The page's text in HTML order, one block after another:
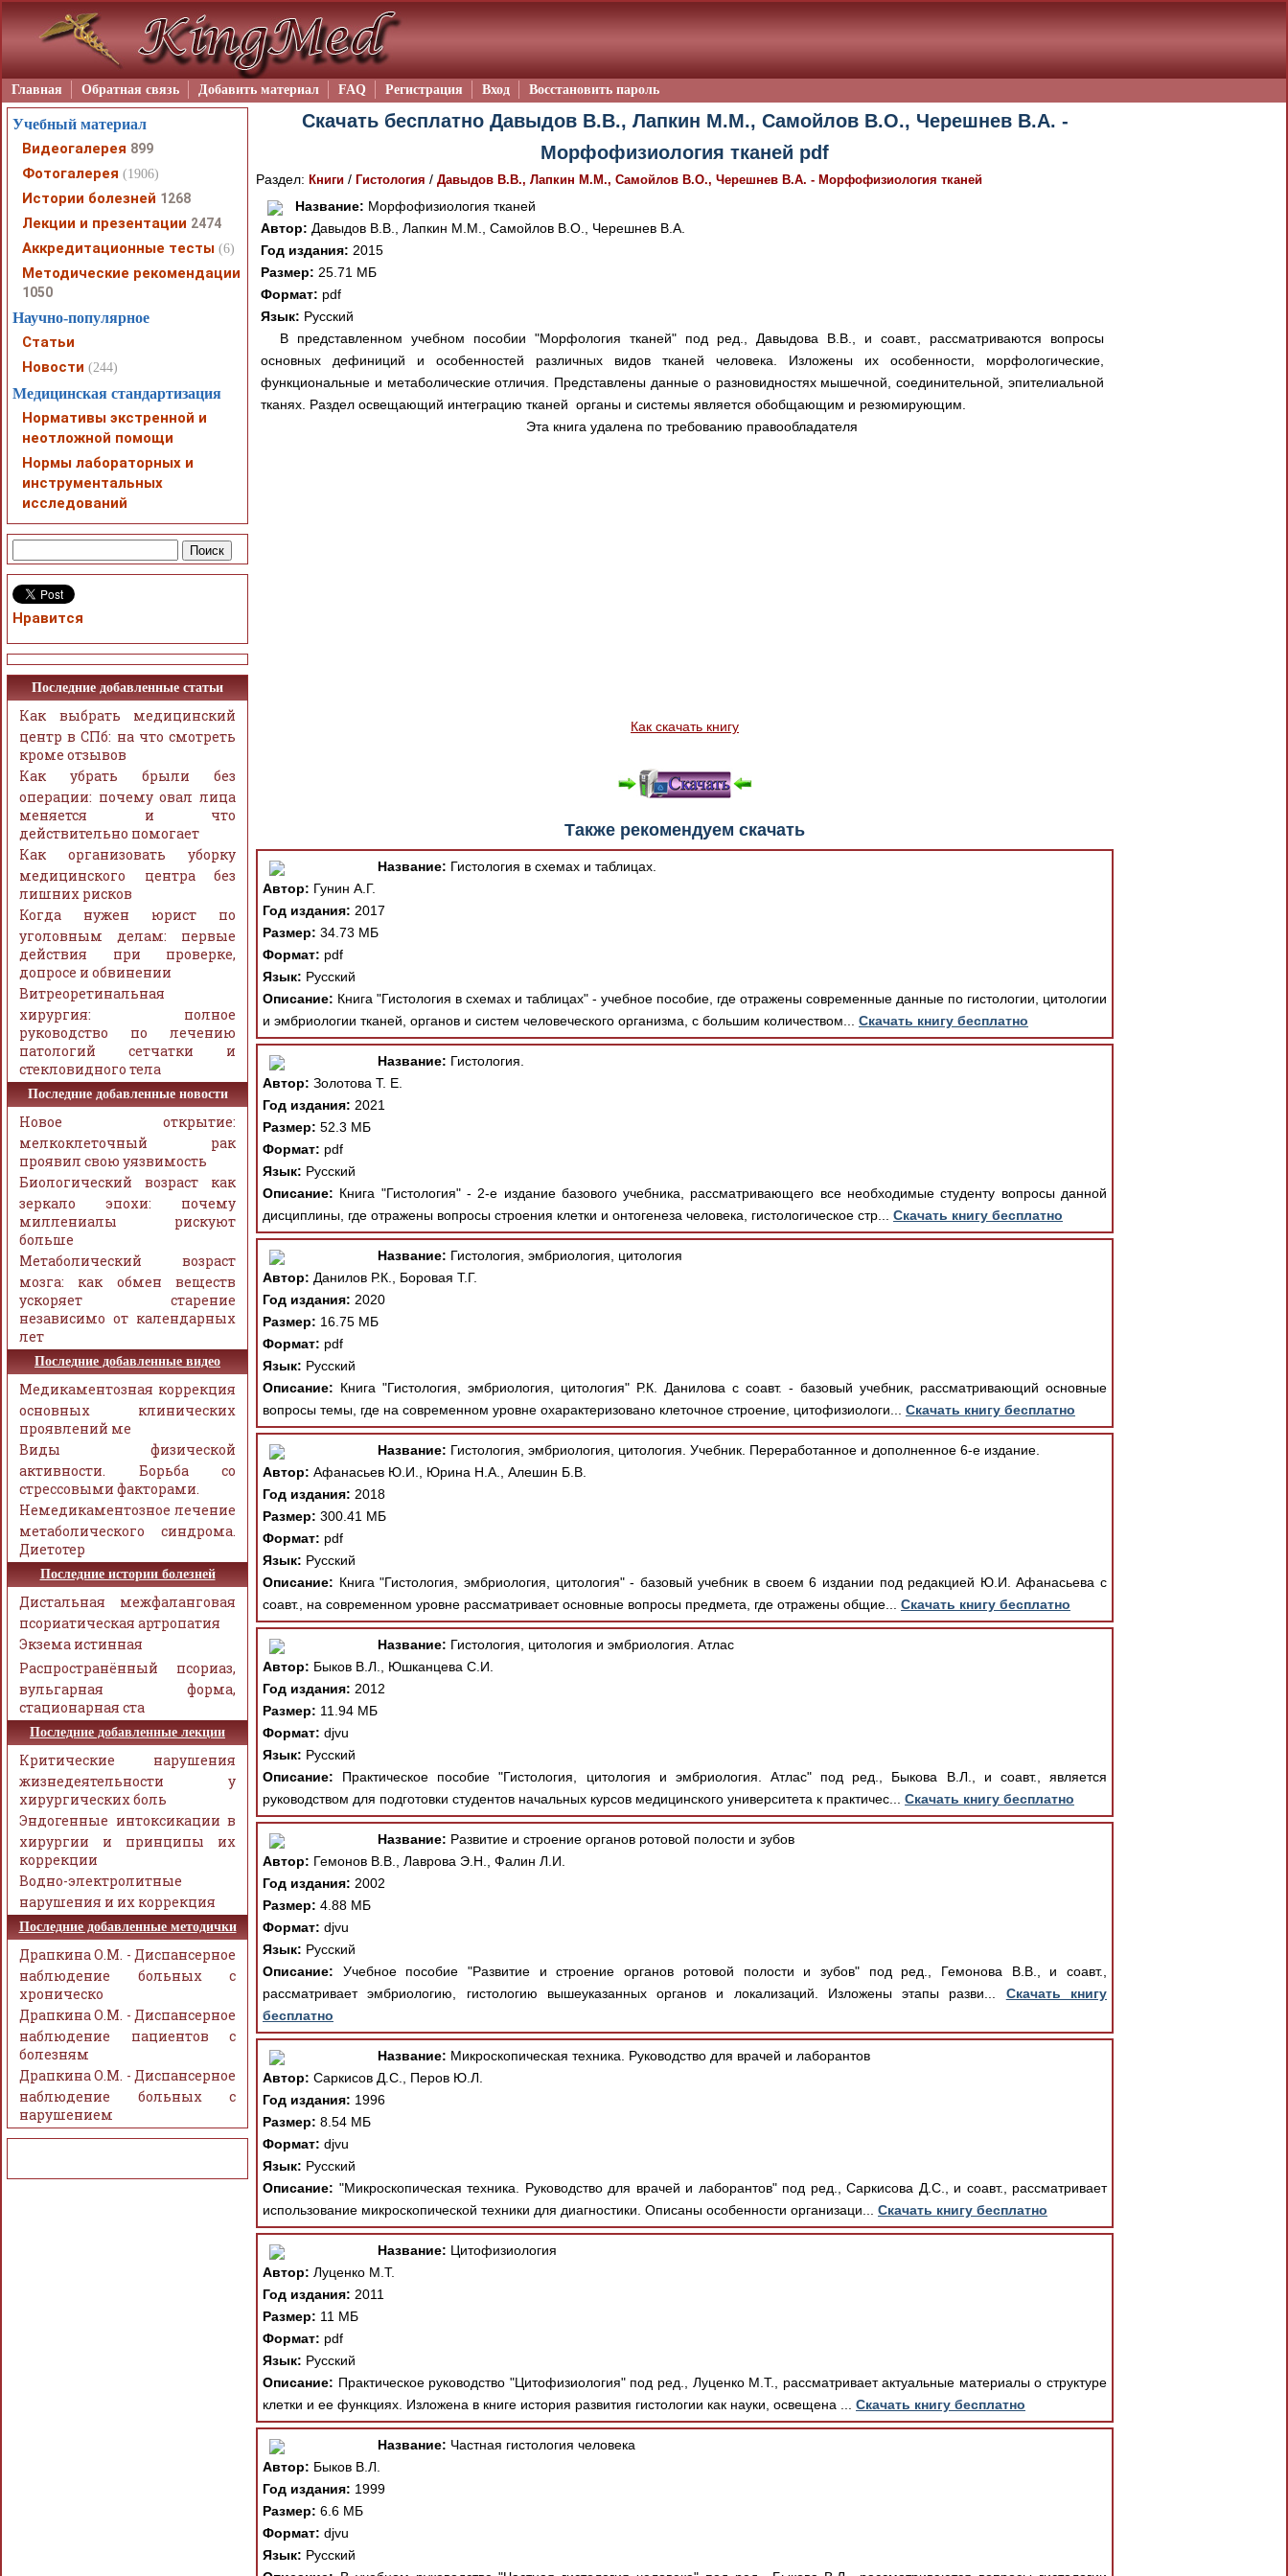
Главная Обратная связь Добавить материал FAQ Регистрация Вход Восстановить пароль
Скачать бесплатно Давыдов В.В., Лапкин М.М., Самойлов В.О., Черешнев В.А. -
Морфофизиология тканей pdf
Раздел: Книги / Гистология / Давыдов В.В., Лапкин М.М., Самойлов В.О., Черешнев В.А. - Морфофизиология тканей
Название: Морфофизиология тканей
Автор: Давыдов В.В., Лапкин М.М., Самойлов В.О., Черешнев В.А.
Год издания: 2015
Размер: 25.71 МБ
Формат: pdf
Язык: Русский
В представленном учебном пособии "Морфология тканей" под ред., Давыдова В.В., и соавт., рассматриваются вопросы
основных дефиниций и особенностей различных видов тканей человека. Изложены их особенности, морфологические,
функциональные и метаболические отличия. Представлены данные о разновидностях мышечной, соединительной, эпителиальной
тканях. Раздел освещающий интеграцию тканей органы и системы является обобщающим и резюмирующим.
Эта книга удалена по требованию правообладателя
Как скачать книгу
Также рекомендуем скачать
Название: Гистология в схемах и таблицах.
Автор: Гунин А.Г.
Год издания: 2017
Размер: 34.73 МБ
Формат: pdf
Язык: Русский
Описание: Книга "Гистология в схемах и таблицах" - учебное пособие, где отражены современные данные по гистологии, цитологии
и эмбриологии тканей, органов и систем человеческого организма, с большим количеством... Скачать книгу бесплатно
Название: Гистология.
Автор: Золотова Т. Е.
Год издания: 2021
Размер: 52.3 МБ
Формат: pdf
Язык: Русский
Описание: Книга "Гистология" - 2-е издание базового учебника, рассматривающего все необходимые студенту вопросы данной
дисциплины, где отражены вопросы строения клетки и онтогенеза человека, гистологическое стр... Скачать книгу бесплатно
Название: Гистология, эмбриология, цитология
Автор: Данилов Р.К., Боровая Т.Г.
Год издания: 2020
Размер: 16.75 МБ
Формат: pdf
Язык: Русский
Описание: Книга "Гистология, эмбриология, цитология" Р.К. Данилова с соавт. - базовый учебник, рассматривающий основные
вопросы темы, где на современном уровне охарактеризовано клеточное строение, цитофизиологи... Скачать книгу бесплатно
Название: Гистология, эмбриология, цитология. Учебник. Переработанное и дополненное 6-е издание.
Автор: Афанасьев Ю.И., Юрина Н.А., Алешин Б.В.
Год издания: 2018
Размер: 300.41 МБ
Формат: pdf
Язык: Русский
Описание: Книга "Гистология, эмбриология, цитология" - базовый учебник в своем 6 издании под редакцией Ю.И. Афанасьева с
соавт., на современном уровне рассматривает основные вопросы предмета, где отражены общие... Скачать книгу бесплатно
Название: Гистология, цитология и эмбриология. Атлас
Автор: Быков В.Л., Юшканцева С.И.
Год издания: 2012
Размер: 11.94 МБ
Формат: djvu
Язык: Русский
Описание: Практическое пособие "Гистология, цитология и эмбриология. Атлас" под ред., Быкова В.Л., и соавт., является
руководством для подготовки студентов начальных курсов медицинского университета к практичес... Скачать книгу бесплатно
Название: Развитие и строение органов ротовой полости и зубов
Автор: Гемонов В.В., Лаврова Э.Н., Фалин Л.И.
Год издания: 2002
Размер: 4.88 МБ
Формат: djvu
Язык: Русский
Описание: Учебное пособие "Развитие и строение органов ротовой полости и зубов" под ред., Гемонова В.В., и соавт.,
рассматривает эмбриологию, гистологию вышеуказанных органов и локализаций. Изложены этапы разви... Скачать книгу
бесплатно
Название: Микроскопическая техника. Руководство для врачей и лаборантов
Автор: Саркисов Д.С., Перов Ю.Л.
Год издания: 1996
Размер: 8.54 МБ
Формат: djvu
Язык: Русский
Описание: "Микроскопическая техника. Руководство для врачей и лаборантов" под ред., Саркисова Д.С., и соавт., рассматривает
использование микроскопической техники для диагностики. Описаны особенности организаци... Скачать книгу бесплатно
Название: Цитофизиология
Автор: Луценко М.Т.
Год издания: 2011
Размер: 11 МБ
Формат: pdf
Язык: Русский
Описание: Практическое руководство "Цитофизиология" под ред., Луценко М.Т., рассматривает актуальные материалы о структуре
клетки и ее функциях. Изложена в книге история развития гистологии как науки, освещена ... Скачать книгу бесплатно
Название: Частная гистология человека
Автор: Быков В.Л.
Год издания: 1999
Размер: 6.6 МБ
Формат: djvu
Язык: Русский
Учебный материал
Видеогалерея 899
Фотогалерея (1906)
Истории болезней 1268
Лекции и презентации 2474
Аккредитационные тесты (6)
Методические рекомендации
1050
Научно-популярное
Статьи
Новости (244)
Медицинская стандартизация
Нормативы экстренной и
неотложной помощи
Нормы лабораторных и
инструментальных
исследований
Нравится
Последние добавленные статьи
Как выбрать медицинский
центр в СПб: на что смотреть
кроме отзывов
Как убрать брыли без
операции: почему овал лица
меняется и что
действительно помогает
Как организовать уборку
медицинского центра без
лишних рисков
Когда нужен юрист по
уголовным делам: первые
действия при проверке,
допросе и обвинении
Витреоретинальная
хирургия: полное
руководство по лечению
патологий сетчатки и
стекловидного тела
Последние добавленные новости
Новое открытие:
мелкоклеточный рак
проявил свою уязвимость
Биологический возраст как
зеркало эпохи: почему
миллениалы рискуют
больше
Метаболический возраст
мозга: как обмен веществ
ускоряет старение
независимо от календарных
лет
Последние добавленные видео
Медикаментозная коррекция
основных клинических
проявлений ме
Виды физической
активности. Борьба со
стрессовыми факторами.
Немедикаментозное лечение
метаболического синдрома.
Диетотер
Последние истории болезней
Дистальная межфаланговая
псориатическая артропатия
Экзема истинная
Распространённый псориаз,
вульгарная форма,
стационарная ста
Последние добавленные лекции
Критические нарушения
жизнедеятельности у
хирургических боль
Эндогенные интоксикации в
хирургии и принципы их
коррекции
Водно-электролитные
нарушения и их коррекция
Последние добавленные методички
Драпкина О.М. - Диспансерное
наблюдение больных с
хроническо
Драпкина О.М. - Диспансерное
наблюдение пациентов с
болезням
Драпкина О.М. - Диспансерное
наблюдение больных с
нарушением